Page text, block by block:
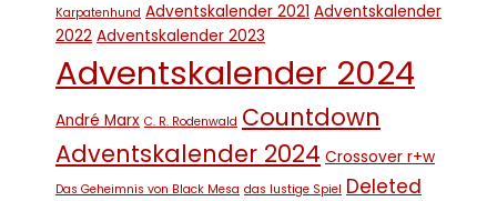
Karpatenhund Adventskalender 2021 Adventskalender
2022 Adventskalender 2023
Adventskalender 2024
André Marx C. R. Rodenwald Countdown
Adventskalender 2024 Crossover r+w
Das Geheimnis von Black Mesa das lustige Spiel Deleted